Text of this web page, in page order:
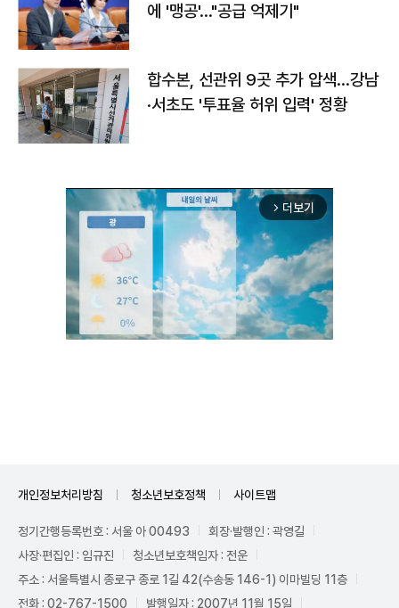
에 '맹공'…"공급 억제기"
합수본, 선관위 9곳 추가 압색…강남
·서초도 '투표율 허위 입력' 정황
arrow_forward_ios 더보기
개인정보처리방침 청소년보호정책 사이트맵
정기간행등록번호 : 서울 아 00493
회장·발행인 : 곽영길
사장·편집인 : 임규진
청소년보호책임자 : 전운
주소 : 서울특별시 종로구 종로 1길 42(수송동 146-1) 이마빌딩 11층
전화 : 02-767-1500
발행일자 : 2007년 11월 15일